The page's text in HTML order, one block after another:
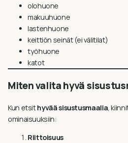
olohuone
makuuhuone
lastenhuone
keittiön seinät (ei välitilat)
työhuone
katot
Miten valita hyvä
Kun etsithyvää sisustusmaalia ,
ominaisuuksiin:
Riittoisuus